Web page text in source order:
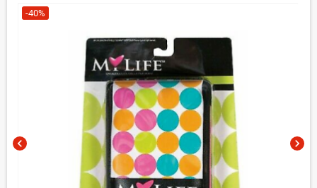
chevron_left chevron_right
-40%